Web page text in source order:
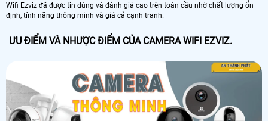
Wifi Ezviz đã được tin dùng và đánh giá cao trên toàn cầu nhờ chất lượng ổn
định, tính năng thông minh và giá cả cạnh tranh.
ƯU ĐIỂM VÀ NHƯỢC ĐIỂM CỦA CAMERA WIFI EZVIZ.